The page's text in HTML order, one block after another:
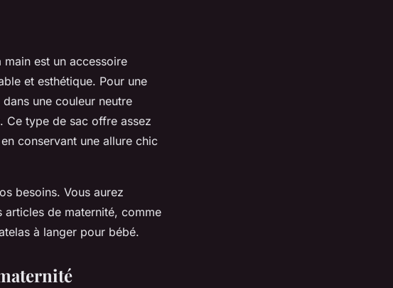
est un accessoire
et esthétique. Pour une
une couleur neutre
Ce type de sac offre assez
conservant une allure chic
besoins. Vous aurez
articles de maternité, comme
à langer pour bébé.